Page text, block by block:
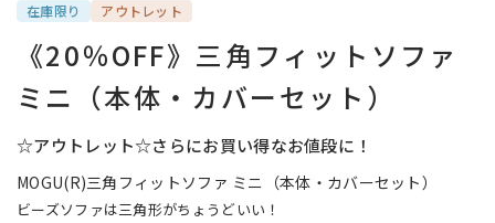
在庫限り アウトレット
《20％OFF》三角フィットソファ
ミニ（本体・カバーセット）
☆アウトレット☆さらにお買い得なお値段に！
MOGU(R)三角フィットソファ ミニ（本体・カバーセット）
ビーズソファは三角形がちょうどいい！